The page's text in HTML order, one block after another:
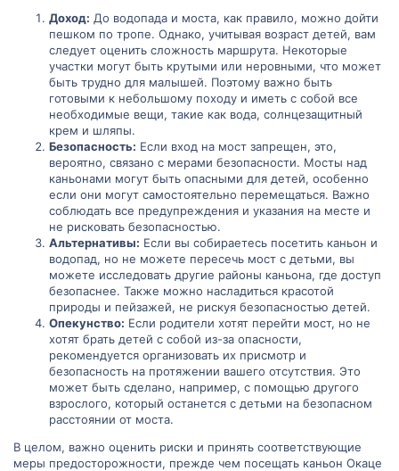
Доход: До водопада и моста, как правило, можно дойти
пешком по тропе. Однако, учитывая возраст детей, вам
следует оценить сложность маршрута. Некоторые
участки могут быть крутыми или неровными, что может
быть трудно для малышей. Поэтому важно быть
готовыми к небольшому походу и иметь с собой все
необходимые вещи, такие как вода, солнцезащитный
крем и шляпы.
Безопасность: Если вход на мост запрещен, это,
вероятно, связано с мерами безопасности. Мосты над
каньонами могут быть опасными для детей, особенно
если они могут самостоятельно перемещаться. Важно
соблюдать все предупреждения и указания на месте и
не рисковать безопасностью.
Альтернативы: Если вы собираетесь посетить каньон и
водопад, но не можете пересечь мост с детьми, вы
можете исследовать другие районы каньона, где доступ
безопаснее. Также можно насладиться красотой
природы и пейзажей, не рискуя безопасностью детей.
Опекунство: Если родители хотят перейти мост, но не
хотят брать детей с собой из-за опасности,
рекомендуется организовать их присмотр и
безопасность на протяжении вашего отсутствия. Это
может быть сделано, например, с помощью другого
взрослого, который останется с детьми на безопасном
расстоянии от моста.
В целом, важно оценить риски и принять соответствующие
меры предосторожности, прежде чем посещать каньон Окаце